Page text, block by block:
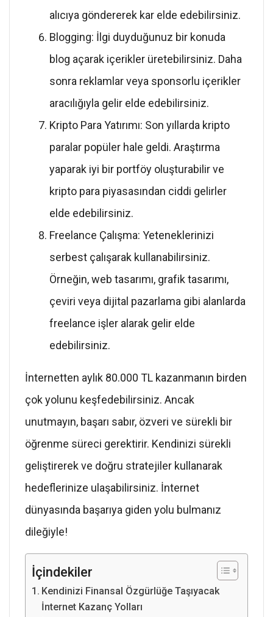
alıcıya göndererek kar elde edebilirsiniz.
Blogging: İlgi duyduğunuz bir konuda
blog açarak içerikler üretebilirsiniz. Daha
sonra reklamlar veya sponsorlu içerikler
aracılığıyla gelir elde edebilirsiniz.
Kripto Para Yatırımı: Son yıllarda kripto
paralar popüler hale geldi. Araştırma
yaparak iyi bir portföy oluşturabilir ve
kripto para piyasasından ciddi gelirler
elde edebilirsiniz.
Freelance Çalışma: Yeteneklerinizi
serbest çalışarak kullanabilirsiniz.
Örneğin, web tasarımı, grafik tasarımı,
çeviri veya dijital pazarlama gibi alanlarda
freelance işler alarak gelir elde
edebilirsiniz.
İnternetten aylık 80.000 TL kazanmanın birden
çok yolunu keşfedebilirsiniz. Ancak
unutmayın, başarı sabır, özveri ve sürekli bir
öğrenme süreci gerektirir. Kendinizi sürekli
geliştirerek ve doğru stratejiler kullanarak
hedeflerinize ulaşabilirsiniz. İnternet
dünyasında başarıya giden yolu bulmanız
dileğiyle!
İçindekiler
Kendinizi Finansal Özgürlüğe Taşıyacak
İnternet Kazanç Yolları